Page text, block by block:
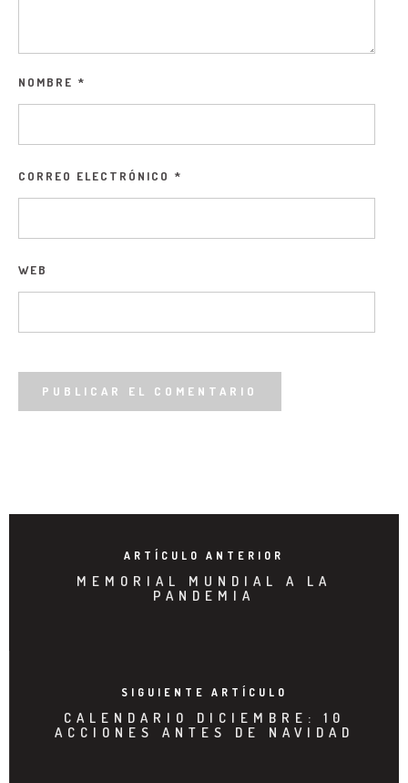
NOMBRE *
CORREO ELECTRÓNICO *
WEB
ARTÍCULO ANTERIOR
MEMORIAL MUNDIAL A LA
PANDEMIA
SIGUIENTE ARTÍCULO
CALENDARIO DICIEMBRE: 10
ACCIONES ANTES DE NAVIDAD